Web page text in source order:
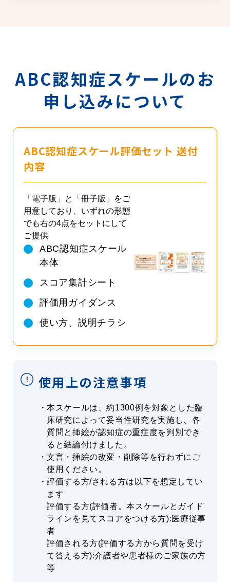
ABC認知症スケールのお
申し込みについて
ABC認知症スケール評価セット 送付
内容
「電子版」と「冊子版」をご
用意しており、いずれの形態
でも右の4点をセットにして
ご提供
ABC認知症スケール
本体
スコア集計シート
評価用ガイダンス
使い方、説明チラシ
使用上の注意事項
本スケールは、約1300例を対象とした臨
床研究によって妥当性研究を実施し、各
質問と挿絵が認知症の重症度を判別でき
ると結論付けました。
文言・挿絵の改変・削除等を行わずにご
使用ください。
評価する方/される方は以下を想定してい
ます
評価する方(評価者。本スケールとガイド
ラインを見てスコアをつける方):医療従事
者
評価される方(評価する方から質問を受け
て答える方):介護者や患者様のご家族の方
等